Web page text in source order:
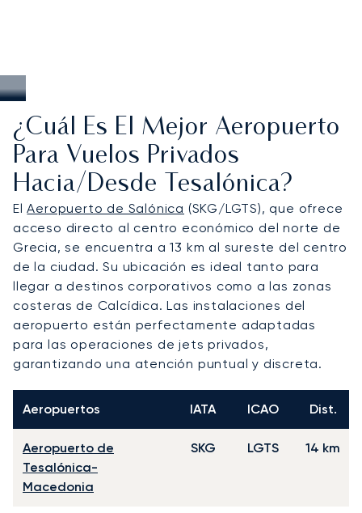
¿Cuál Es El Mejor Aeropuerto
Para Vuelos Privados
Hacia/desde Tesalónica?
ElAeropuerto de Salónica (SKG/LGTS), que ofrece
acceso directo al centro económico del norte de
Grecia, se encuentra a 13 km al sureste del centro
de la ciudad. Su ubicación es ideal tanto para
llegar a destinos corporativos como a las zonas
costeras de Calcídica. Las instalaciones del
aeropuerto están perfectamente adaptadas
para las operaciones de jets privados,
garantizando una atención puntual y discreta.
Aeropuertos IATA ICAO Dist.
Aeropuerto de
Tesalónica-
Macedonia
SKG LGTS 14 km